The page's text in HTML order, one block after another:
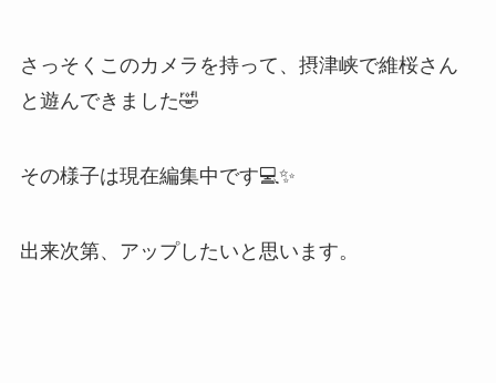
さっそくこのカメラを持って、摂津峡で維桜さん
と遊んできました🤣
その様子は現在編集中です💻✨
出来次第、アップしたいと思います。